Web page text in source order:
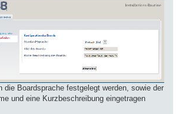
die Boardsprache festgelegt werden, sowie der
und eine Kurzbeschreibung eingetragen